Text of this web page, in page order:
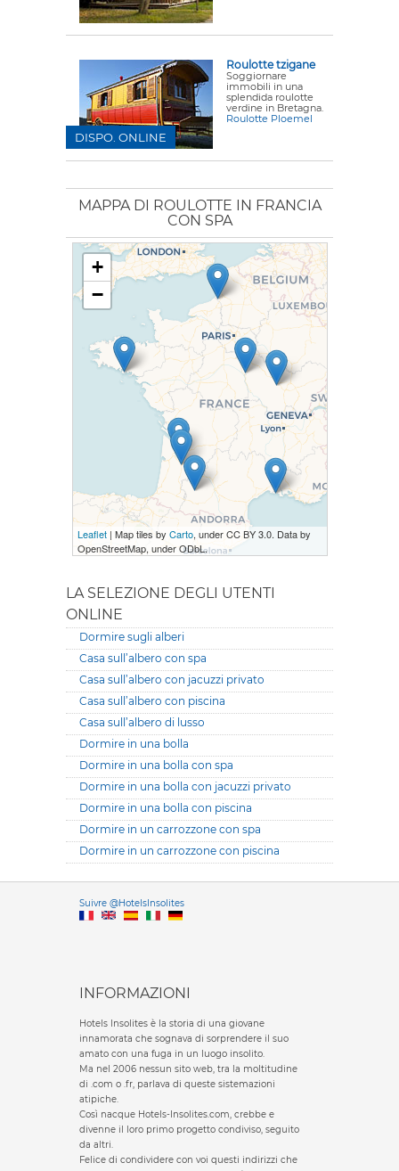
Roulotte tzigane
Soggiornare
immobili in una
splendida roulotte
verdine in Bretagna.
Roulotte Ploemel
DISPO. ONLINE
MAPPA DI ROULOTTE IN FRANCIA
CON SPA
+
−
Leaflet| Map tiles by Carto, under CC BY 3.0. Data by
OpenStreetMap, under ODbL.
LA SELEZIONE DEGLI UTENTI
ONLINE
Dormire sugli alberi
Casa sull’albero con spa
Casa sull’albero con jacuzzi privato
Casa sull’albero con piscina
Casa sull’albero di lusso
Dormire in una bolla
Dormire in una bolla con spa
Dormire in una bolla con jacuzzi privato
Dormire in una bolla con piscina
Dormire in un carrozzone con spa
Dormire in un carrozzone con piscina
Suivre @HotelsInsolitesVersione
INFORMAZIONI
Hotels Insolites è la storia di una giovane
innamorata che sognava di sorprendere il suo
amato con una fuga in un luogo insolito.
Ma nel 2006 nessun sito web, tra la moltitudine
di .com o .fr, parlava di queste sistemazioni
atipiche.
Così nacque Hotels-Insolites.com, crebbe e
divenne il loro primo progetto condiviso, seguito
da altri.
Felice di condividere con voi questi indirizzi che